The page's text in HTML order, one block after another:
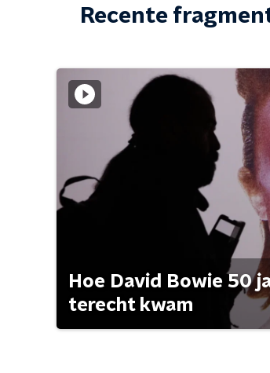
Recente
Hoe David Bowie 50
terecht kwam